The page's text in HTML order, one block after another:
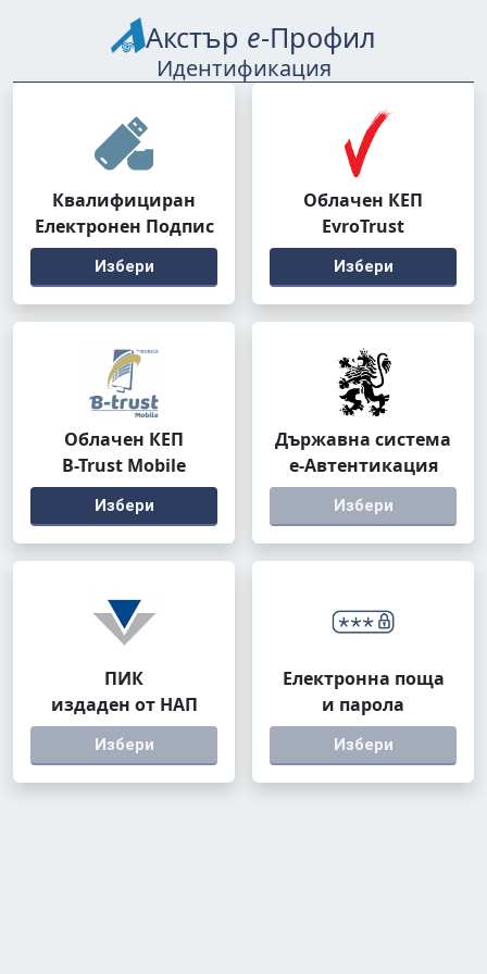
Акстър е-Профил
Идентификация
Квалифициран
Електронен Подпис
Избери
Облачен КЕП
EvroTrust
Избери
Облачен КЕП
B-Trust Mobile
Избери
Държавна система
е-Автентикация
Избери
ПИК
издаден от НАП
Избери
Електронна поща
и парола
Избери